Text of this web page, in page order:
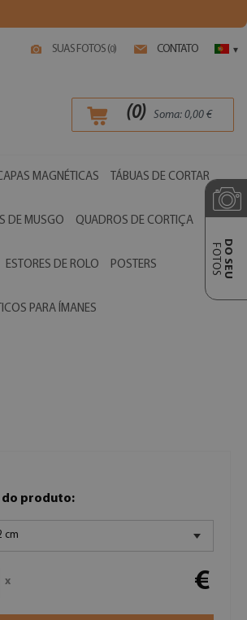
SUAS FOTOS (0) CONTATO ▾
(0) Soma: 0,00 €
MAGNÉTICAS TÁBUAS DE CORTAR
DE MUSGO QUADROS DE CORTIÇA
ESTORES DE ROLO POSTERS
PARA ÍMANES
DO SEU
FOTOS
do produto:
cm
x €